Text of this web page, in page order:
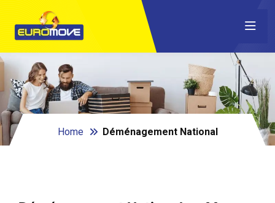
Home Déménagement National